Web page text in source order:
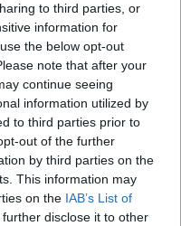
to third parties, or
information for
the below opt-out
note that after your
continue seeing
information utilized by
to third parties prior to
out of the further
by third parties on the
This information may
on the IAB’s List of
disclose it to other
sträckor kopplas ju
med resultat att
har lärt mig att
bland annat för att
och därmed
krävs ungefär dubbla
jämfört med att
andra skäl för att låta